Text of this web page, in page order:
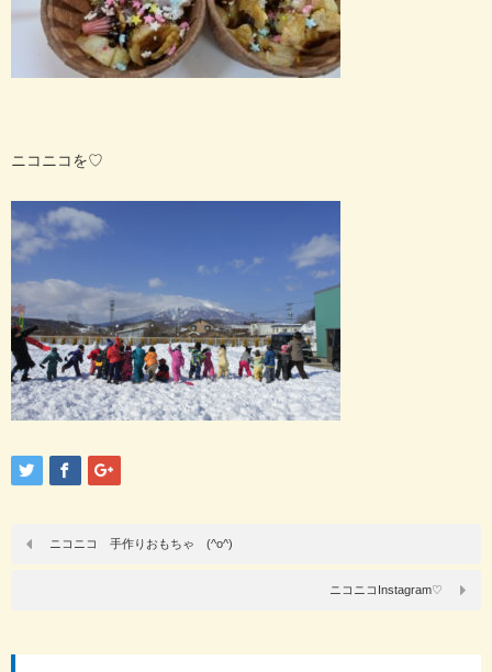
ニコニコを♡
ニコニコ 手作りおもちゃ (^o^)
ニコニコInstagram♡